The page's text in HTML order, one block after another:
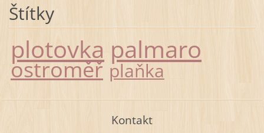
Štítky
plotovka palmaro
ostroměř plaňka
Kontakt